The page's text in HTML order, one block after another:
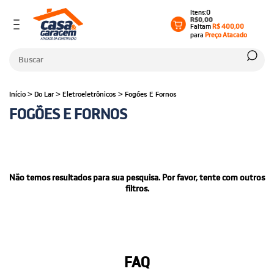
0
R$0,00
FaltamR$ 400,00
paraPreço Atacado
Início > Do Lar > Eletroeletrônicos > Fogões E Fornos
FOGÕES E FORNOS
Não temos resultados para sua pesquisa. Por favor, tente com outros
filtros.
FAQ